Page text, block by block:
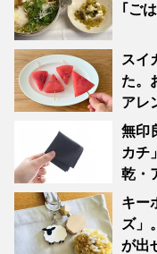
｢ご
スイ
た。
アレ
無印
カチ
乾・
キー
ズ」
が出